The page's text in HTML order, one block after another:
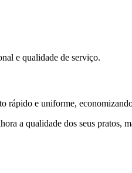
e qualidade de serviço.
rápido e uniforme,
a qualidade dos seus pratos,